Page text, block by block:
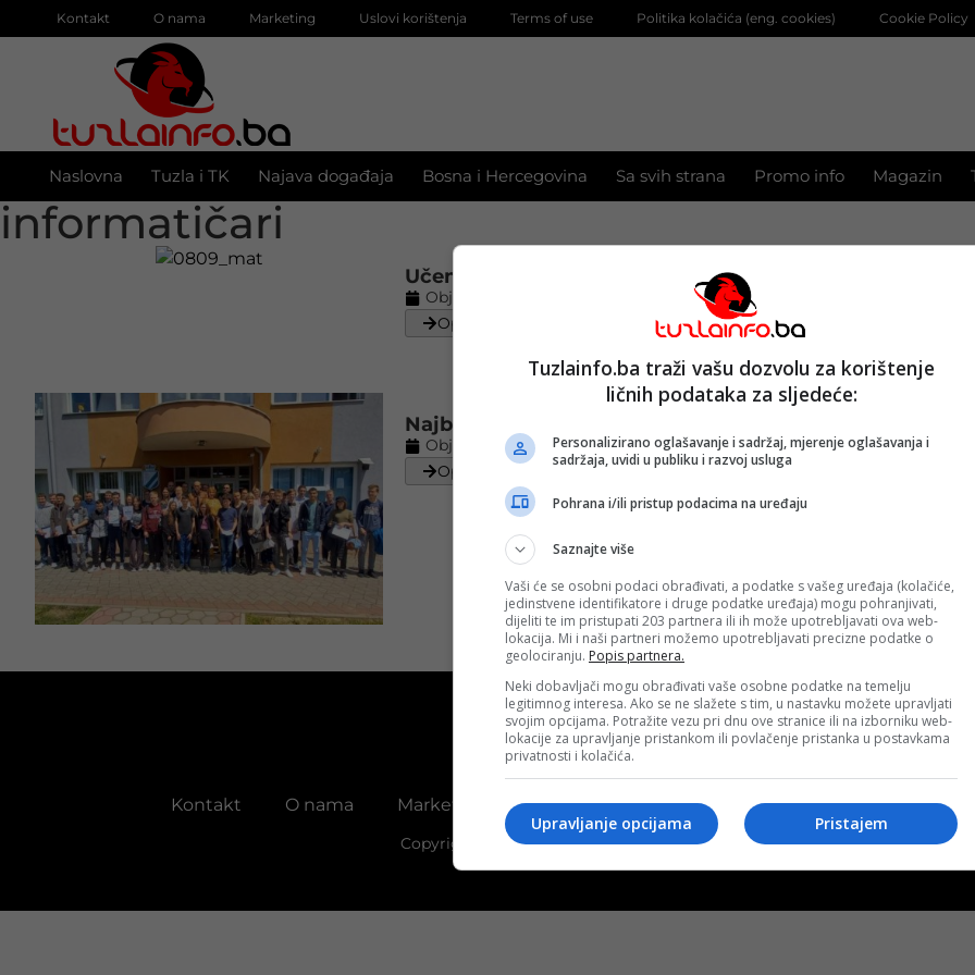
Kontakt O nama Marketing Uslovi korištenja Terms of use Politika kolačića (eng. cookies) Cookie Policy
Naslovna Tuzla i TK Najava događaja Bosna i Hercegovina Sa svih strana Promo info Magazin
informatičari
Učenici iz BiH osvojili medalje na Juniorskoj
Objavljeno:
Opširnije
Najbolji informatičari TK se plasirali na državno
Objavljeno: 12. 05. 2022.
Opširnije
Kontakt O nama Marketing Uslovi korištenja Terms of use Politika
Copyright © 2026 D.S.O. PROMUS TUZLA. Developed by:Futura Multimedia
Tuzlainfo.ba traži vašu dozvolu za korištenje
ličnih podataka za sljedeće:
Personalizirano oglašavanje i sadržaj, mjerenje oglašavanja i
sadržaja, uvidi u publiku i razvoj usluga
Pohrana i/ili pristup podacima na uređaju
Saznajte više
Vaši će se osobni podaci obrađivati, a podatke s vašeg uređaja (kolačiće,
jedinstvene identifikatore i druge podatke uređaja) mogu pohranjivati,
dijeliti te im pristupati 203 partnera ili ih može upotrebljavati ova web-
lokacija. Mi i naši partneri možemo upotrebljavati precizne podatke o
geolociranju. Popis partnera.
Neki dobavljači mogu obrađivati vaše osobne podatke na temelju
legitimnog interesa. Ako se ne slažete s tim, u nastavku možete upravljati
svojim opcijama. Potražite vezu pri dnu ove stranice ili na izborniku web-
lokacije za upravljanje pristankom ili povlačenje pristanka u postavkama
privatnosti i kolačića.
Pristajem
Upravljanje opcijama